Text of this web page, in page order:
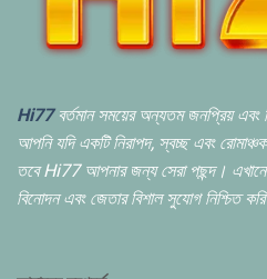
Hi77বর্তমান সময়ের অন্যতম জনপ্রিয় এবং
আপনি যদি একটি নিরাপদ, স্বচ্ছ এবং
তবে Hi77 আপনার জন্য সেরা পছন্দ। এখানে
বিনোদন এবং জেতার বিশাল সুযোগ নিশ্চিত